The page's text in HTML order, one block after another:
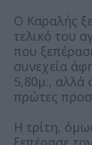
Ο Καραλής
τελικό του
που
συνεχεία
5,80μ., αλλά
πρώτες
Η τρίτη,